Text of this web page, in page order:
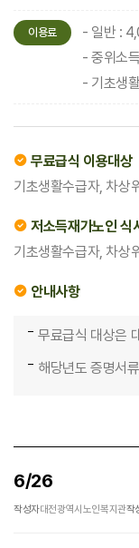
이용료
- 일반 :
- 중위소
- 기초생
무료급식 이용대상
기초생활수급자, 차상
저소득재가노인 식
기초생활수급자, 차상
안내사항
무료급식 대상은
해당년도 증명서
6/26
작성자대전광역시노인복지관작